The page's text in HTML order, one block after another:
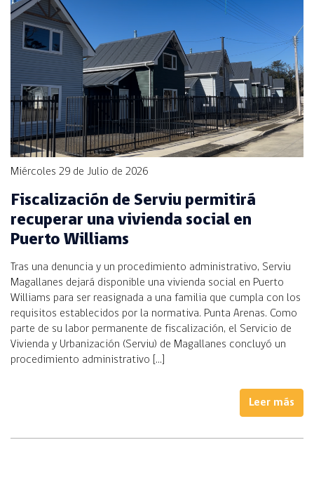
Miércoles 29 de Julio de 2026
Fiscalización de Serviu permitirá
recuperar una vivienda social en
Puerto Williams
Tras una denuncia y un procedimiento administrativo, Serviu
Magallanes dejará disponible una vivienda social en Puerto
Williams para ser reasignada a una familia que cumpla con los
requisitos establecidos por la normativa. Punta Arenas. Como
parte de su labor permanente de fiscalización, el Servicio de
Vivienda y Urbanización (Serviu) de Magallanes concluyó un
procedimiento administrativo […]
Leer más